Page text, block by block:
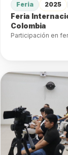
Feria 2025
Feria
Colombia
Participación en